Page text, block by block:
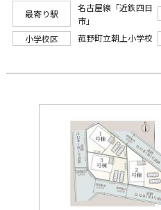
最寄り駅
名古屋線「近鉄四日
市」
小学校区 菰野町立朝上小学校